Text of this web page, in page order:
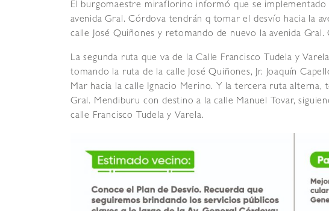
El burgomaestre miraflorino informó que se implementado
avenida Gral. Córdova tendrán q tomar el desvío hacia la
calle José Quiñones y retomando de nuevo la avenida Gral.
La segunda ruta que va de la Calle Francisco Tudela y
tomando la ruta de la calle José Quiñones, Jr. Joaquín
Mar hacia la calle Ignacio Merino. Y la tercera ruta alterna,
Gral. Mendiburu con destino a la calle Manuel Tovar,
calle Francisco Tudela y Varela.